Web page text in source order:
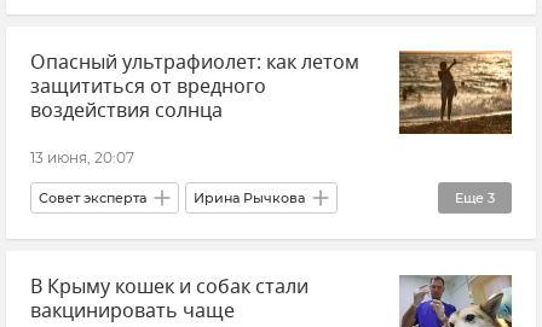
ГУ МЧС РФ по Республике Крым
Безопасность Республики Крым и Севастополя
Черное море Сап-борд
Опасный ультрафиолет: как летом
защититься от вредного
воздействия солнца
13 июня, 20:07
Еще 3
Совет эксперта Ирина Рычкова
Здоровье Солнце Отдых
В Крыму кошек и собак стали
вакцинировать чаще